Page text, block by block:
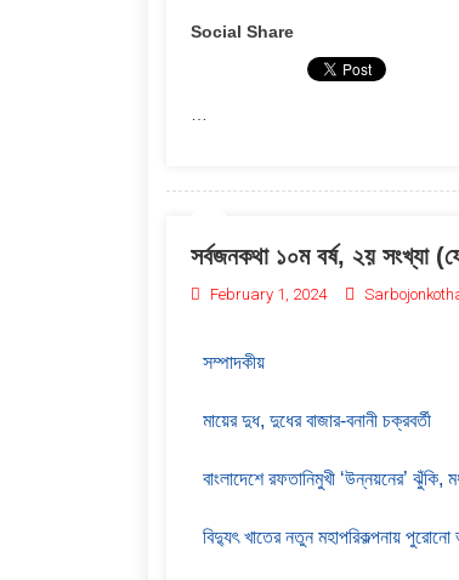
Social Share
…
সর্বজনকথা ১০ম বর্ষ, ২য় সংখ্যা
February 1, 2024
সম্পাদকীয়
মায়ের দুধ, দুধের বাজার-বনানী চক্রবর্তী
বাংলাদেশে রফতানিমুখী ‘উন্নয়নের’ ঝুঁকি,
বিদ্যুৎ খাতের নতুন মহাপরিকল্পনায়